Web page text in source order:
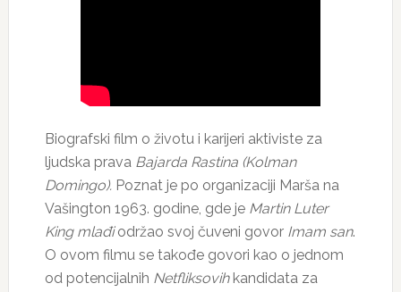
Biografski film o životu i karijeri aktiviste za
ljudska pravaBajarda Rastina (Kolman
Domingo).Poznat je po organizaciji Marša na
Vašington 1963. godine, gde je Martin Luter
King mlađiodržao svoj čuveni govor Imam san.
O ovom filmu se takođe govori kao o jednom
od potencijalnih Netfliksovihkandidata za